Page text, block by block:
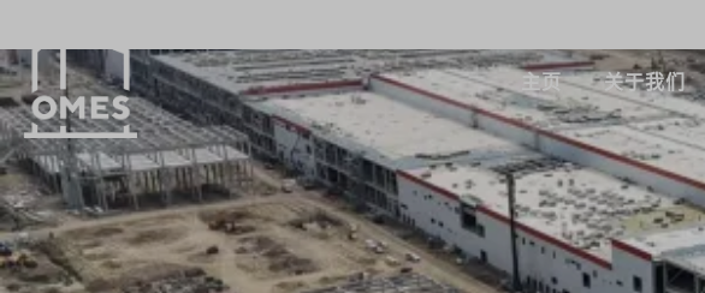
主页 关于我们